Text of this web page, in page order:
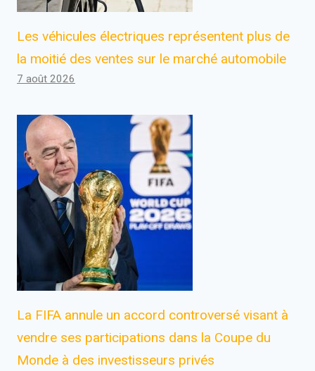
Les véhicules électriques représentent plus de
la moitié des ventes sur le marché automobile
7 août 2026
La FIFA annule un accord controversé visant à
vendre ses participations dans la Coupe du
Monde à des investisseurs privés